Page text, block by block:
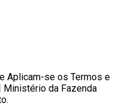
Aplicam-se os Termos e
Ministério da Fazenda